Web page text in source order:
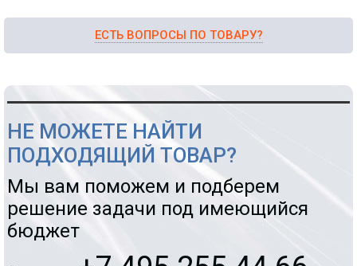
ЕСТЬ ВОПРОСЫ ПО ТОВАРУ?
НЕ МОЖЕТЕ НАЙТИ
ПОДХОДЯЩИЙ ТОВАР?
Мы вам поможем и подберем
решение задачи под имеющийся
бюджет